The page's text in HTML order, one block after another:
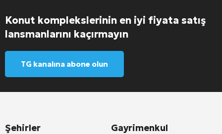
Konut komplekslerinin en iyi fiyata satış
lansmanlarını kaçırmayın
TG kanalına abone olun
Şehirler Gayrimenkul